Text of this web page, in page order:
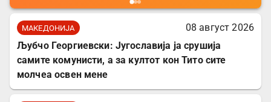
МАКЕДОНИЈА
08 август 2026
Љубчо Георгиевски: Југославија ја срушија
самите комунисти, а за култот кон Тито сите
молчеа освен мене